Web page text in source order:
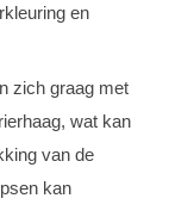
en
zich graag met
wat kan
van de
kan